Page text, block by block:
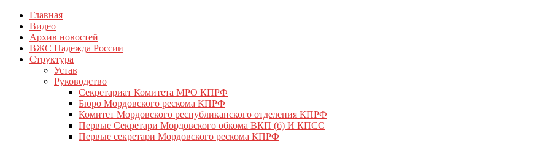
Перейти
содержимому
КПРФ Мордовия
Мордовское Региональное отделение КПРФ
Главная
Видео
Архив новостей
ВЖС Надежда России
Структура
Устав
Руководство
Секретариат Комитета МРО КПРФ
Бюро Мордовского рескома КПРФ
Комитет Мордовского республиканского отделения КПРФ
Первые Секретари Мордовского обкома ВКП (б) И КПСС
Первые секретари Мордовского рескома КПРФ